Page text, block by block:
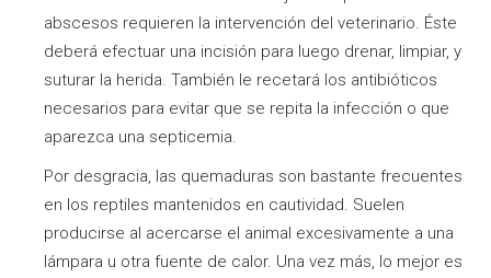
abscesos requieren la intervención del veterinario. Éste
deberá efectuar una incisión para luego drenar, limpiar, y
suturar la herida. También le recetará los antibióticos
necesarios para evitar que se repita la infección o que
aparezca una septicemia.
Por desgracia, las quemaduras son bastante frecuentes
en los reptiles mantenidos en cautividad. Suelen
producirse al acercarse el animal excesivamente a una
lámpara u otra fuente de calor. Una vez más, lo mejor es